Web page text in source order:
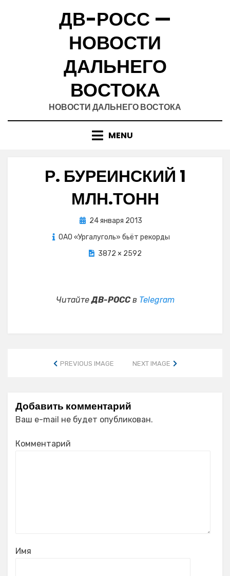
ДВ-РОСС —
НОВОСТИ
ДАЛЬНЕГО
ВОСТОКА
НОВОСТИ ДАЛЬНЕГО ВОСТОКА
MENU
Р. БУРЕИНСКИЙ 1
МЛН.ТОНН
Posted
24 января 2013
ОАО «Ургалуголь» бьёт рекорды
3872 × 2592
ЧитайтеДВ-РОССв Telegram
PREVIOUS IMAGE NEXT IMAGE
Добавить комментарий
Ваш e-mail не будет опубликован.
Комментарий
Имя